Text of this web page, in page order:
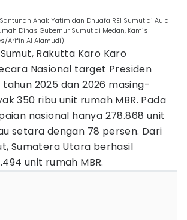
Anak Yatim dan Dhuafa REI Sumut di Aula
Dinas Gubernur Sumut di Medan, Kamis
Arifin Al Alamudi)
Sumut, Rakutta Karo Karo
Nasional target Presiden
2025 dan 2026 masing-
350 ribu unit rumah MBR. Pada
nasional hanya 278.868 unit
setara dengan 78 persen. Dari
Sumatera Utara berhasil
unit rumah MBR.